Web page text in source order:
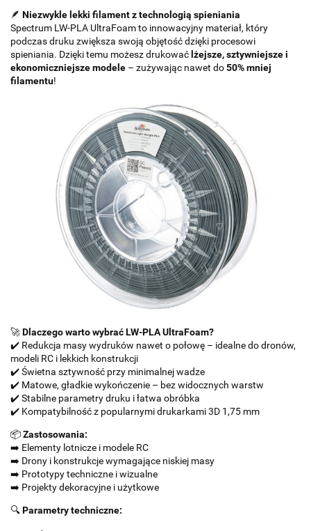
🪶 Niezwykle lekki filament z technologią spieniania
Spectrum LW-PLA UltraFoam to innowacyjny materiał, który
podczas druku zwiększa swoją objętość dzięki procesowi
spieniania. Dzięki temu możesz drukować lżejsze, sztywniejsze i
ekonomiczniejsze modele – zużywając nawet do50% mniej
filamentu!
🚀Dlaczego warto wybrać LW-PLA UltraFoam?
✔️ Redukcja masy wydruków nawet o połowę – idealne do dronów,
modeli RC i lekkich konstrukcji
✔️ Świetna sztywność przy minimalnej wadze
✔️ Matowe, gładkie wykończenie – bez widocznych warstw
✔️ Stabilne parametry druku i łatwa obróbka
✔️ Kompatybilność z popularnymi drukarkami 3D 1,75 mm
📦Zastosowania:
➡️ Elementy lotnicze i modele RC
➡️ Drony i konstrukcje wymagające niskiej masy
➡️ Prototypy techniczne i wizualne
➡️ Projekty dekoracyjne i użytkowe
🔍Parametry techniczne: